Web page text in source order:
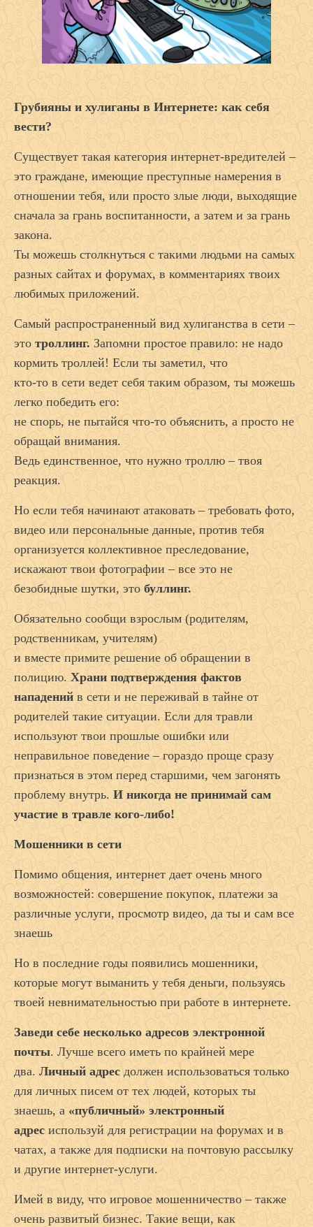
Грубияны и хулиганы в Интернете: как себя
вести?
Существует такая категория интернет-вредителей –
это граждане, имеющие преступные намерения в
отношении тебя, или просто злые люди, выходящие
сначала за грань воспитанности, а затем и за грань
закона.
Ты можешь столкнуться с такими людьми на самых
разных сайтах и форумах, в комментариях твоих
любимых приложений.
Самый распространенный вид хулиганства в сети –
это троллинг. Запомни простое правило: не надо
кормить троллей! Если ты заметил, что
кто-то в сети ведет себя таким образом, ты можешь
легко победить его:
не спорь, не пытайся что-то объяснить, а просто не
обращай внимания.
Ведь единственное, что нужно троллю – твоя
реакция.
Но если тебя начинают атаковать – требовать фото,
видео или персональные данные, против тебя
организуется коллективное преследование,
искажают твои фотографии – все это не
безобидные шутки, это буллинг.
Обязательно сообщи взрослым (родителям,
родственникам, учителям)
и вместе примите решение об обращении в
полицию. Храни подтверждения фактов
нападений в сети и не переживай в тайне от
родителей такие ситуации. Если для травли
используют твои прошлые ошибки или
неправильное поведение – гораздо проще сразу
признаться в этом перед старшими, чем загонять
проблему внутрь. И никогда не принимай сам
участие в травле кого-либо!
Мошенники в сети
Помимо общения, интернет дает очень много
возможностей: совершение покупок, платежи за
различные услуги, просмотр видео, да ты и сам все
знаешь
Но в последние годы появились мошенники,
которые могут выманить у тебя деньги, пользуясь
твоей невнимательностью при работе в интернете.
Заведи себе несколько адресов электронной
почты. Лучше всего иметь по крайней мере
два. Личный адрес должен использоваться только
для личных писем от тех людей, которых ты
знаешь, а «публичный» электронный
адрес используй для регистрации на форумах и в
чатах, а также для подписки на почтовую рассылку
и другие интернет-услуги.
Имей в виду, что игровое мошенничество – также
очень развитый бизнес. Такие вещи, как